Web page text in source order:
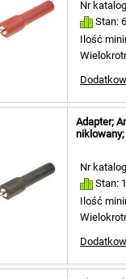
Nr
Stan:
Ilość
Adapter;
niklowany;
Nr
Stan:
Ilość